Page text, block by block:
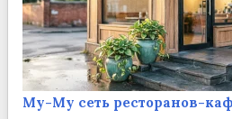
Му-Му сеть ресторанов-